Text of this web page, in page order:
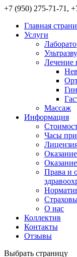
+7 (950) 275-71-71,
Главная
Услуги
Лечение
Массаж
Информация
Часы
Права и
О нас
Коллектив
Контакты
Отзывы
Выбрать страницу